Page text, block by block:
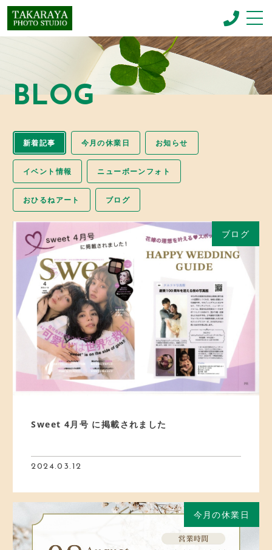
CONCEPT
コンセプト
NEWBORN PHOTO
ニューボーンフォト
MENU & PRICE
メニュー
GALLERY
ギャラリー
BLOG
SHOP INFO
店舗情報
CONTACT
お問い合わせ
ご予約
アクセス
BLOG
新着記事 今月の休業日 お知らせ
イベント情報 ニューボーンフォト
おひるねアート ブログ
ブログ
Sweet 4月号 に掲載されました
2024.03.12
今月の休業日